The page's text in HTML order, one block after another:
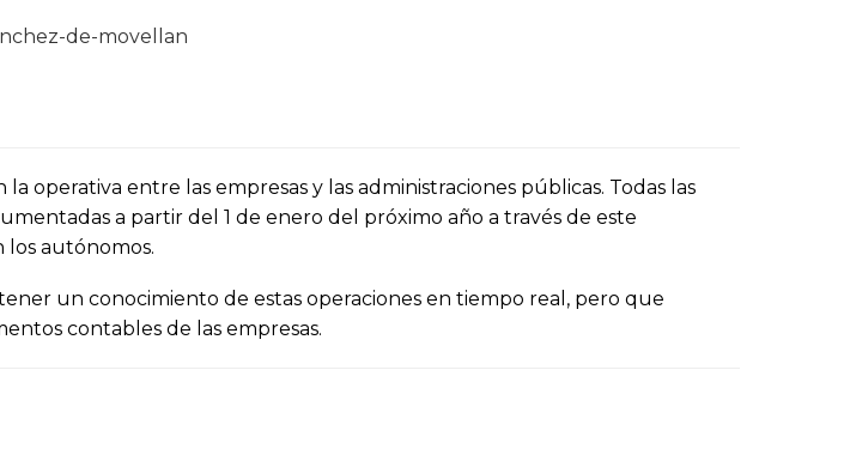
operativa entre las empresas y las administraciones públicas. Todas las
a partir del 1 de enero del próximo año a través de este
los autónomos.
un conocimiento de estas operaciones en tiempo real, pero que
contables de las empresas.